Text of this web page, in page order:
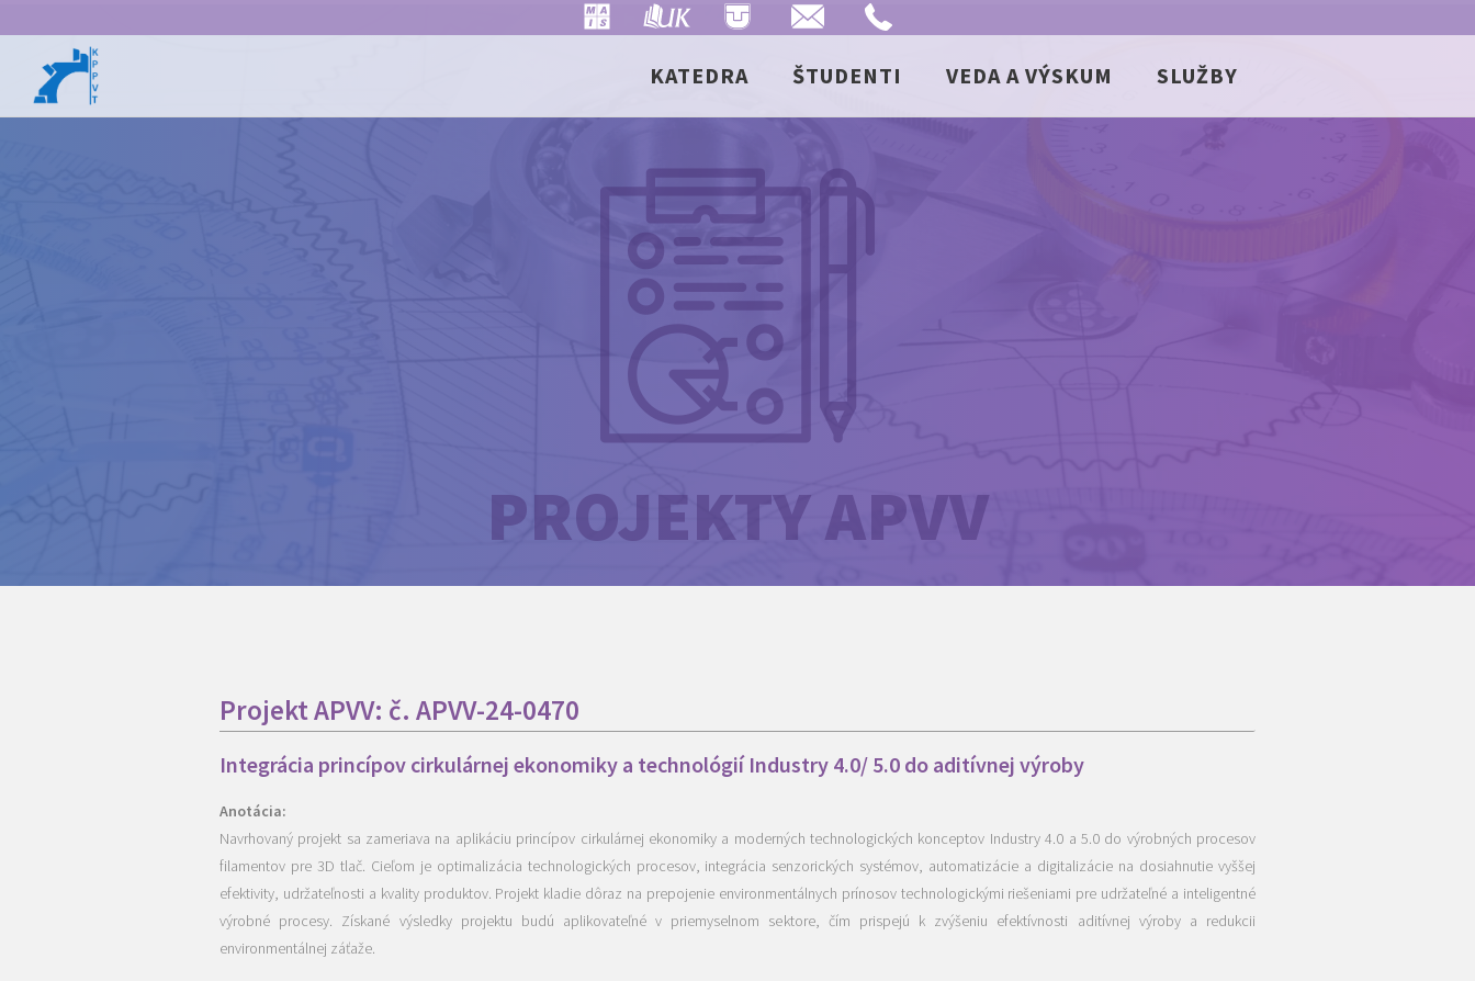
KATEDRA ŠTUDENTI VEDA A VÝSKUM SLUŽBY
PROJEKTY APVV
Projekt APVV: č. APVV-24-0470
Integrácia princípov cirkulárnej ekonomiky a technológií Industry 4.0/ 5.0 do aditívnej výroby
Anotácia:
Navrhovaný projekt sa zameriava na aplikáciu princípov cirkulárnej ekonomiky a moderných technologických konceptov Industry 4.0 a 5.0 do výrobných procesov
filamentov pre 3D tlač. Cieľom je optimalizácia technologických procesov, integrácia senzorických systémov, automatizácie a digitalizácie na dosiahnutie vyššej
efektivity, udržateľnosti a kvality produktov. Projekt kladie dôraz na prepojenie environmentálnych prínosov technologickými riešeniami pre udržateľné a inteligentné
výrobné procesy. Získané výsledky projektu budú aplikovateľné v priemyselnom sektore, čím prispejú k zvýšeniu efektívnosti aditívnej výroby a redukcii
environmentálnej záťaže.